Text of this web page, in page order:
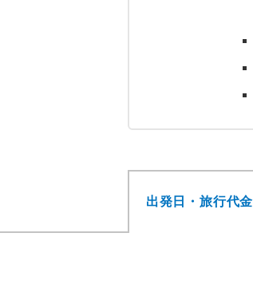
出発日・旅行代金